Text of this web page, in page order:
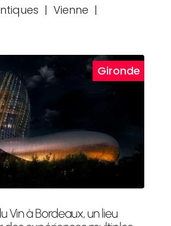
| Vienne |
Vin à Bordeaux, un lieu